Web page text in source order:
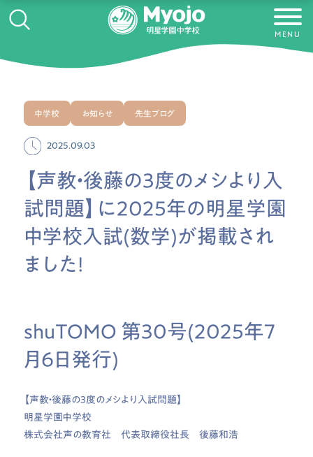
MENU
中学校 お知らせ 先生ブログ
2025.09.03
【声教・後藤の3度のメシより入
試問題】に2025年の明星学園
中学校入試(数学)が掲載され
ました!
shuTOMO 第30号(2025年7
月6日発行)
【声教・後藤の3度のメシより入試問題】
明星学園中学校
株式会社声の教育社 代表取締役社長 後藤和浩